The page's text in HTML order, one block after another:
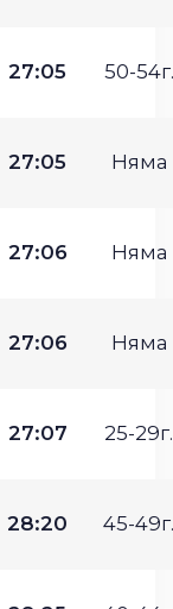
27:05 50-54г.
27:05 Няма
27:06 Няма
27:06 Няма
27:07 25-29г.
28:20 45-49г.